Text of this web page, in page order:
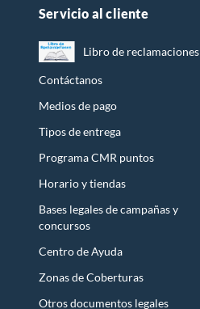
Servicio al cliente
Libro de reclamaciones
Contáctanos
Medios de pago
Tipos de entrega
Programa CMR puntos
Horario y tiendas
Bases legales de campañas y
concursos
Centro de Ayuda
Zonas de Coberturas
Otros documentos legales